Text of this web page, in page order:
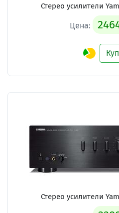
Стерео усилители
Цена:
Стерео усилители